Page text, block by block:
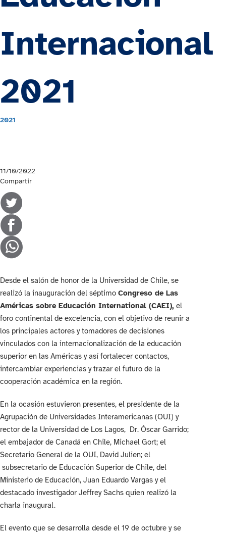
Internacional
2021
2021
11/10/2022
Compartir
Desde el salón de honor de la Universidad de Chile, se
realizó la inauguración del séptimo Congreso de Las
Américas sobre Educación International (CAEI), el
foro continental de excelencia, con el objetivo de reunir a
los principales actores y tomadores de decisiones
vinculados con la internacionalización de la educación
superior en las Américas y así fortalecer contactos,
intercambiar experiencias y trazar el futuro de la
cooperación académica en la región.
En la ocasión estuvieron presentes, el presidente de la
Agrupación de Universidades Interamericanas (OUI) y
rector de la Universidad de Los Lagos, Dr. Óscar Garrido;
el embajador de Canadá en Chile, Michael Gort; el
Secretario General de la OUI, David Julien; el
subsecretario de Educación Superior de Chile, del
Ministerio de Educación, Juan Eduardo Vargas y el
destacado investigador Jeffrey Sachs quien realizó la
charla inaugural.
El evento que se desarrolla desde el 19 de octubre y se